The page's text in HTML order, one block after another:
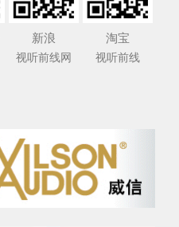
新浪
视听前线网
淘宝
视听前线